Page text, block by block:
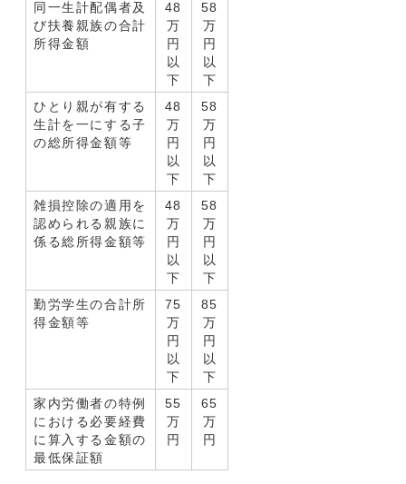
同一生計配偶者及
び扶養親族の合計
所得金額
48
万
円
以
下
58
万
円
以
下
ひとり親が有する
生計を一にする子
の総所得金額等
48
万
円
以
下
58
万
円
以
下
雑損控除の適用を
認められる親族に
係る総所得金額等
48
万
円
以
下
58
万
円
以
下
勤労学生の合計所
得金額等
75
万
円
以
下
85
万
円
以
下
家内労働者の特例
における必要経費
に算入する金額の
最低保証額
55
万
円
65
万
円